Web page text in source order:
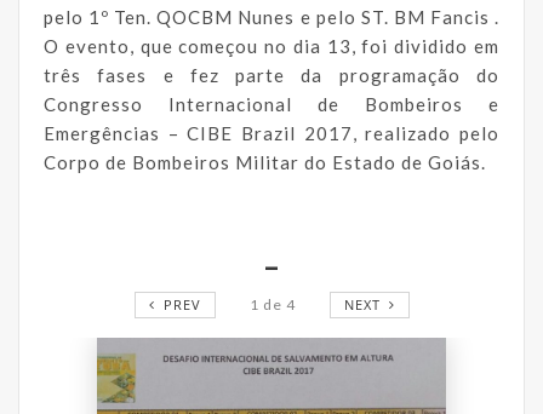
pelo 1º Ten. QOCBM Nunes e pelo ST. BM Fancis .
O evento, que começou no dia 13, foi dividido em
três fases e fez parte da programação do
Congresso Internacional de Bombeiros e
Emergências – CIBE Brazil 2017, realizado pelo
Corpo de Bombeiros Militar do Estado de Goiás.
PREV 1 de 4 NEXT